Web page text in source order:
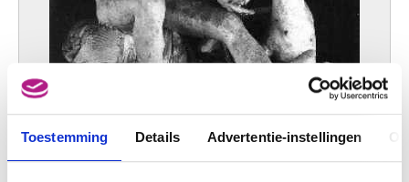
Toestemming Details Advertentie-instellingen